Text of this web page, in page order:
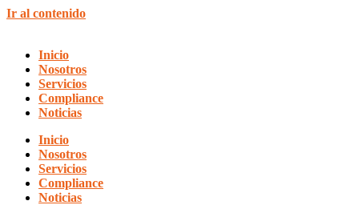
Ir al contenido
Inicio
Nosotros
Servicios
Compliance
Noticias
Inicio
Nosotros
Servicios
Compliance
Noticias